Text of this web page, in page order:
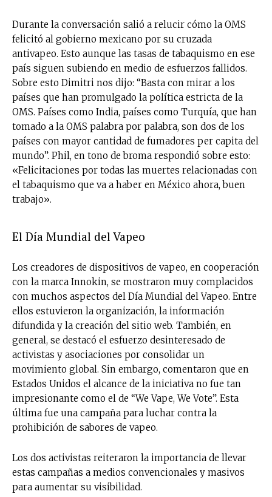
Durante la conversación salió a relucir cómo la OMS
felicitó al gobierno mexicano por su cruzada
antivapeo. Esto aunque las tasas de tabaquismo en ese
país siguen subiendo en medio de esfuerzos fallidos.
Sobre esto Dimitri nos dijo: “Basta con mirar a los
países que han promulgado la política estricta de la
OMS. Países como India, países como Turquía, que han
tomado a la OMS palabra por palabra, son dos de los
países con mayor cantidad de fumadores per capita del
mundo”. Phil, en tono de broma respondió sobre esto:
«Felicitaciones por todas las muertes relacionadas con
el tabaquismo que va a haber en México ahora, buen
trabajo».
El Día Mundial del Vapeo
Los creadores de dispositivos de vapeo, en cooperación
con la marca Innokin, se mostraron muy complacidos
con muchos aspectos del Día Mundial del Vapeo. Entre
ellos estuvieron la organización, la información
difundida y la creación del sitio web. También, en
general, se destacó el esfuerzo desinteresado de
activistas y asociaciones por consolidar un
movimiento global. Sin embargo, comentaron que en
Estados Unidos el alcance de la iniciativa no fue tan
impresionante como el de “We Vape, We Vote”. Esta
última fue una campaña para luchar contra la
prohibición de sabores de vapeo.
Los dos activistas reiteraron la importancia de llevar
estas campañas a medios convencionales y masivos
para aumentar su visibilidad.